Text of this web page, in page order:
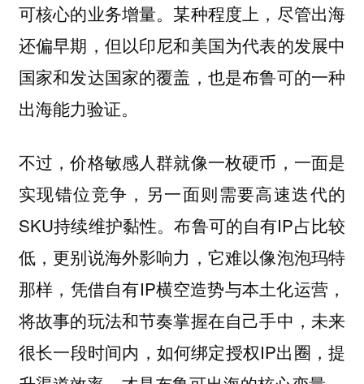
可核心的业务增量。某种程度上，尽管出海
还偏早期，但以印尼和美国为代表的发展中
国家和发达国家的覆盖，也是布鲁可的一种
出海能力验证。
不过，价格敏感人群就像一枚硬币，一面是
实现错位竞争，另一面则需要高速迭代的
SKU持续维护黏性。布鲁可的自有IP占比较
低，更别说海外影响力，它难以像泡泡玛特
那样，凭借自有IP横空造势与本土化运营，
将故事的玩法和节奏掌握在自己手中，未来
很长一段时间内，如何绑定授权IP出圈，提